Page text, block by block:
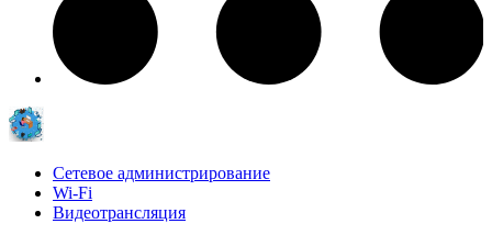
Сетевое администрирование
Wi-Fi
Видеотрансляция